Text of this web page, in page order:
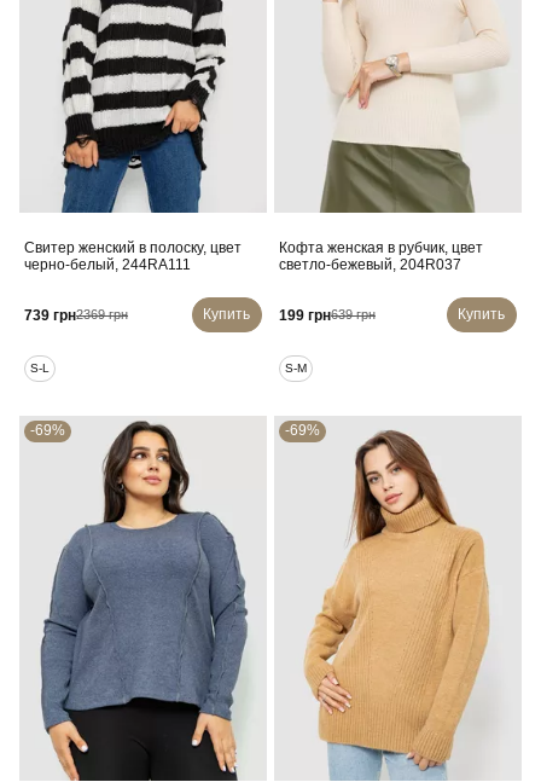
Свитер женский в полоску, цвет
черно-белый, 244RA111
739 грн2369 грн Купить
S-L
Кофта женская в рубчик, цвет
светло-бежевый, 204R037
199 грн639 грн Купить
S-M
-69% -69%